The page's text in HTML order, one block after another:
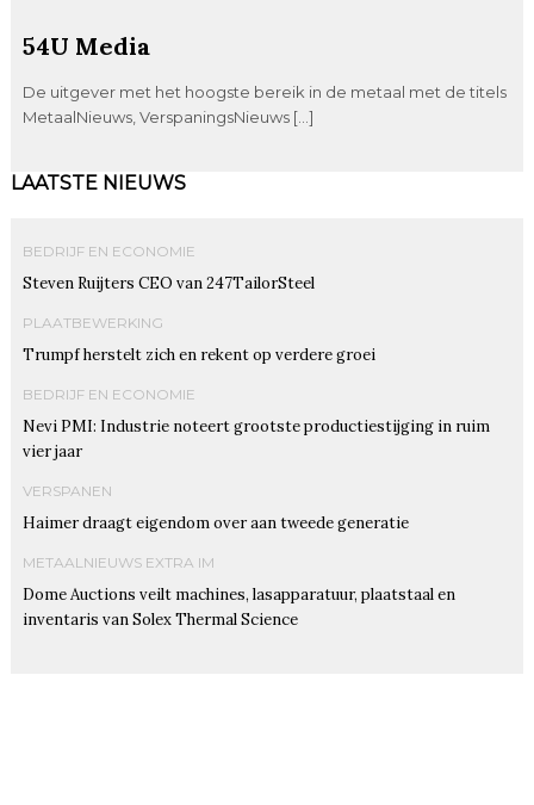
54U Media
De uitgever met het hoogste bereik in de metaal met de titels
MetaalNieuws, VerspaningsNieuws […]
LAATSTE NIEUWS
BEDRIJF EN ECONOMIE
Steven Ruijters CEO van 247TailorSteel
PLAATBEWERKING
Trumpf herstelt zich en rekent op verdere groei
BEDRIJF EN ECONOMIE
Nevi PMI: Industrie noteert grootste productiestijging in ruim
vier jaar
VERSPANEN
Haimer draagt eigendom over aan tweede generatie
METAALNIEUWS EXTRA IM
Dome Auctions veilt machines, lasapparatuur, plaatstaal en
inventaris van Solex Thermal Science